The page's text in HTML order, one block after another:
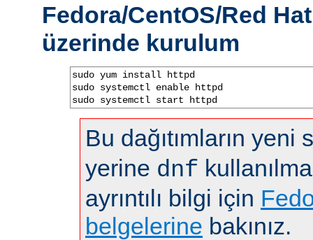
Fedora/CentOS/Red
üzerinde kurulum
sudo yum install httpd
sudo systemctl enable httpd
sudo systemctl start httpd
Bu dağıtımların
yerine dnf
ayrıntılı bilgi için
belgelerine bakınız.